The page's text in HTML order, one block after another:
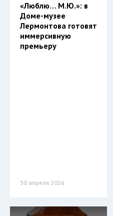
«Люблю… М.Ю.»: в
Доме-музее
Лермонтова готовят
иммерсивную
премьеру
30 апреля 2026